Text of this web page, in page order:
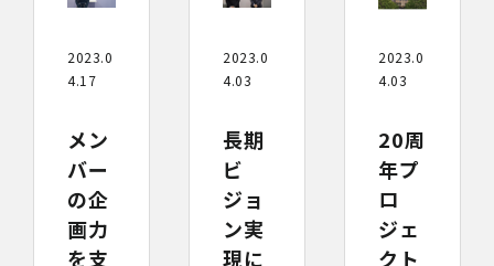
2023.0
4.17
メン
バー
の企
画力
を支
2023.0
4.03
長期
ビ
ジョ
ン実
現に
2023.0
4.03
20周
年プ
ロ
ジェ
クト